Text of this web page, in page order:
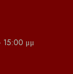
15:00 μμ